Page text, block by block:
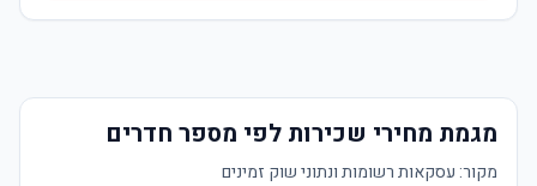
מגמת מחירי שכירות לפי מספר חדרים
מקור: עסקאות רשומות ונתוני שוק זמינים